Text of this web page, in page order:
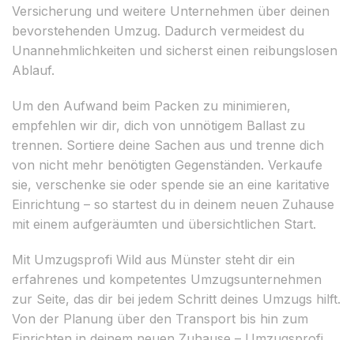
Versicherung und weitere Unternehmen über deinen
bevorstehenden Umzug. Dadurch vermeidest du
Unannehmlichkeiten und sicherst einen reibungslosen
Ablauf.
Um den Aufwand beim Packen zu minimieren,
empfehlen wir dir, dich von unnötigem Ballast zu
trennen. Sortiere deine Sachen aus und trenne dich
von nicht mehr benötigten Gegenständen. Verkaufe
sie, verschenke sie oder spende sie an eine karitative
Einrichtung – so startest du in deinem neuen Zuhause
mit einem aufgeräumten und übersichtlichen Start.
Mit Umzugsprofi Wild aus Münster steht dir ein
erfahrenes und kompetentes Umzugsunternehmen
zur Seite, das dir bei jedem Schritt deines Umzugs hilft.
Von der Planung über den Transport bis hin zum